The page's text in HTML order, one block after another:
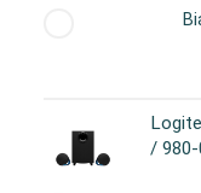
/ 980-